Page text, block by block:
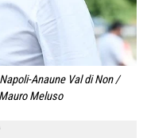
Anaune Val di Non /
Meluso